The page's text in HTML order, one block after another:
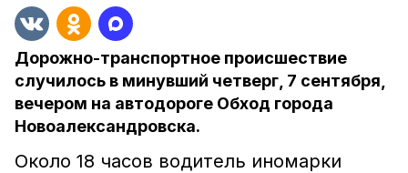
Дорожно-транспортное происшествие
случилось в минувший четверг, 7 сентября,
вечером на автодороге Обход города
Новоалександровска.
Около 18 часов водитель иномарки